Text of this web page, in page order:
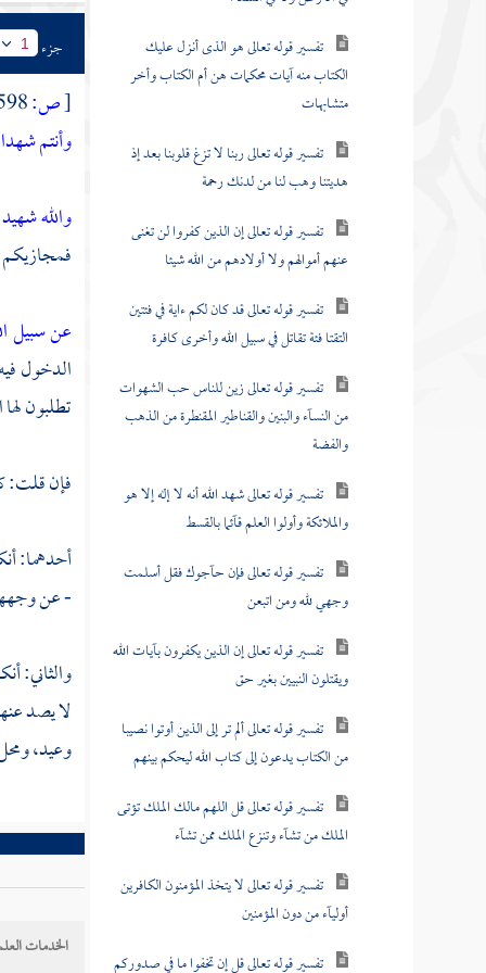
تفسير قوله تعالى هو الذى أنزل عليك
الكتاب منه آيات محكمات هن أم الكتاب وأخر
متشابهات
تفسير قوله تعالى ربنا لا تزغ قلوبنا بعد إذ
هديتنا وهب لنا من لدنك رحمة
تفسير قوله تعالى إن الذين كفروا لن تغنى
عنهم أموالهم ولا أولادهم من الله شيئا
تفسير قوله تعالى قد كان لكم ءاية في فئتين
التقتا فئة تقاتل في سبيل الله وأخرى كافرة
تفسير قوله تعالى زين للناس حب الشهوات
من النسآء والبنين والقناطير المقنطرة من الذهب
والفضة
تفسير قوله تعالى شهد الله أنه لا إله إلا هو
والملائكة وأولوا العلم قآئما بالقسط
تفسير قوله تعالى فإن حآجوك فقل أسلمت
وجهي لله ومن اتبعن
تفسير قوله تعالى إن الذين يكفرون بآيات الله
ويقتلون النبيين بغير حق
تفسير قوله تعالى ألم تر إلى الذين أوتوا نصيبا
من الكتاب يدعون إلى كتاب الله ليحكم بينهم
تفسير قوله تعالى قل اللهم مالك الملك تؤتى
الملك من تشآء وتنزع الملك ممن تشآء
تفسير قوله تعالى لا يتخذ المؤمنون الكافرين
أوليآء من دون المؤمنين
تفسير قوله تعالى قل إن تخفوا ما في صدوركم
جزء 1
[ص:
وأنتم
والله شهيد
فمجازيكم
عن سبيل
الدخول
تطلبون
فإن قلت:
أحدهما:
- عن
والثاني:
لا يصد
وعيد،
الخدمات